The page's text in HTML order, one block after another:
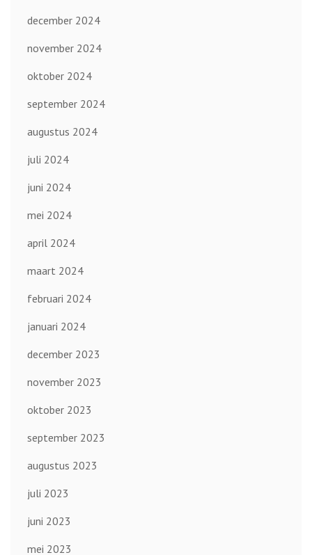
december 2024
november 2024
oktober 2024
september 2024
augustus 2024
juli 2024
juni 2024
mei 2024
april 2024
maart 2024
februari 2024
januari 2024
december 2023
november 2023
oktober 2023
september 2023
augustus 2023
juli 2023
juni 2023
mei 2023